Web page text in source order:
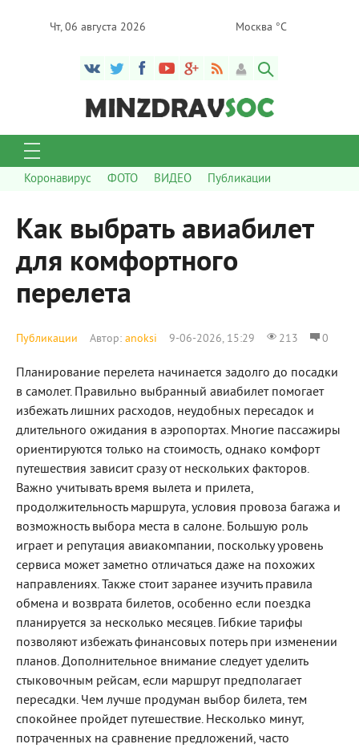
Чт, 06 августа 2026 Москва °C
Коронавирус ФОТО ВИДЕО Публикации
Как выбрать авиабилет
для комфортного
перелета
Публикации Автор: anoksi 9-06-2026, 15:29 213 0
Планирование перелета начинается задолго до посадки
в самолет. Правильно выбранный авиабилет помогает
избежать лишних расходов, неудобных пересадок и
длительного ожидания в аэропортах. Многие пассажиры
ориентируются только на стоимость, однако комфорт
путешествия зависит сразу от нескольких факторов.
Важно учитывать время вылета и прилета,
продолжительность маршрута, условия провоза багажа и
возможность выбора места в салоне. Большую роль
играет и репутация авиакомпании, поскольку уровень
сервиса может заметно отличаться даже на похожих
направлениях. Также стоит заранее изучить правила
обмена и возврата билетов, особенно если поездка
планируется за несколько месяцев. Гибкие тарифы
позволяют избежать финансовых потерь при изменении
планов. Дополнительное внимание следует уделить
стыковочным рейсам, если маршрут предполагает
пересадки. Чем лучше продуман выбор билета, тем
спокойнее пройдет путешествие. Несколько минут,
потраченных на сравнение предложений, часто